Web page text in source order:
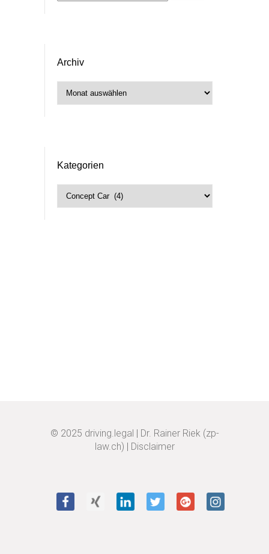
Archiv
Kategorien
© 2025 driving.legal | Dr. Rainer Riek (zp-
law.ch) | Disclaimer